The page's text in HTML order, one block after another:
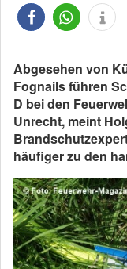
Abgesehen von
Fognails führen
D bei den
Unrecht, meint
häufiger zu den